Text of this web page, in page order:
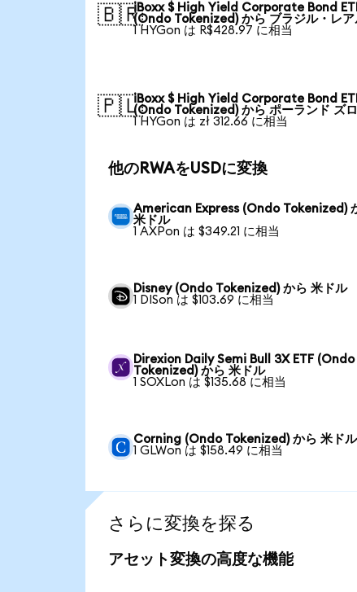
🇧🇷iBoxx $ High Yield Corporate Bond
(Ondo Tokenized) から ブラジル・レア
1 HYGon は R$428.97 に相当
🇵🇱iBoxx $ High Yield Corporate Bond
(Ondo Tokenized) から ポーランド ズ
1 HYGon は zł 312.66 に相当
他のRWAをUSDに変換
American Express (Ondo Tokenized)
米ドル
1 AXPon は $349.21 に相当
Disney (Ondo Tokenized) から 米ドル
1 DISon は $103.69 に相当
Direxion Daily Semi Bull 3X ETF (Ondo
Tokenized) から 米ドル
1 SOXLon は $135.68 に相当
Corning (Ondo Tokenized) から 米ドル
1 GLWon は $158.49 に相当
さらに変換を探る
アセット変換の高度な機能